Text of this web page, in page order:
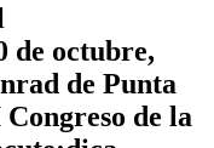
de octubre,
de Punta
de la